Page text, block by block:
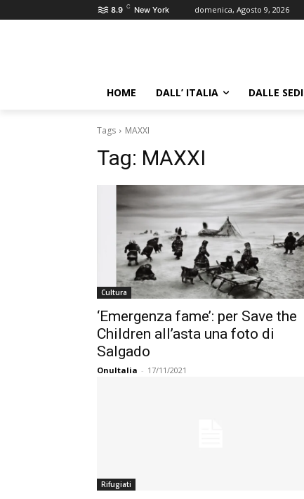
8.9 C New York domenica, Agosto 9, 2026
HOME DALL’ ITALIA DALLE SEDI
Tags MAXXI
Tag: MAXXI
Cultura
‘Emergenza fame’: per Save the
Children all’asta una foto di
Salgado
OnuItalia - 17/11/2021
Rifugiati